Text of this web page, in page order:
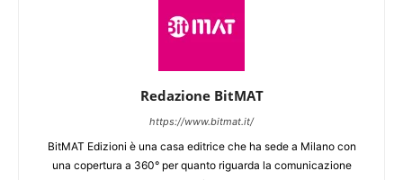
Redazione BitMAT
https://www.bitmat.it/
BitMAT Edizioni è una casa editrice che ha sede a Milano con
una copertura a 360° per quanto riguarda la comunicazione